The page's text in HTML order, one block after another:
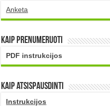
Anketa
Kaip prenumeruoti
PDF instrukcijos
Kaip atsispausdinti
Instrukcijos